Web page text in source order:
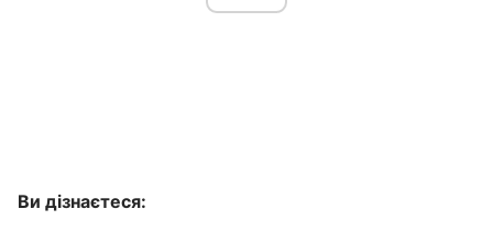
Ви дізнаєтеся: